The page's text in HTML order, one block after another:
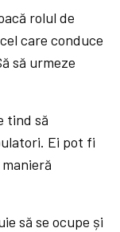
rolul de
care conduce
să urmeze
tind să
Ei pot fi
să se ocupe și